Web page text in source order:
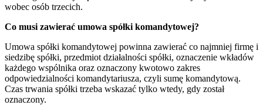
wobec osób trzecich.
Co musi zawierać umowa spółki komandytowej?
Umowa spółki komandytowej powinna zawierać co najmniej firmę i
siedzibę spółki, przedmiot działalności spółki, oznaczenie wkładów
każdego wspólnika oraz oznaczony kwotowo zakres
odpowiedzialności komandytariusza, czyli sumę komandytową.
Czas trwania spółki trzeba wskazać tylko wtedy, gdy został
oznaczony.